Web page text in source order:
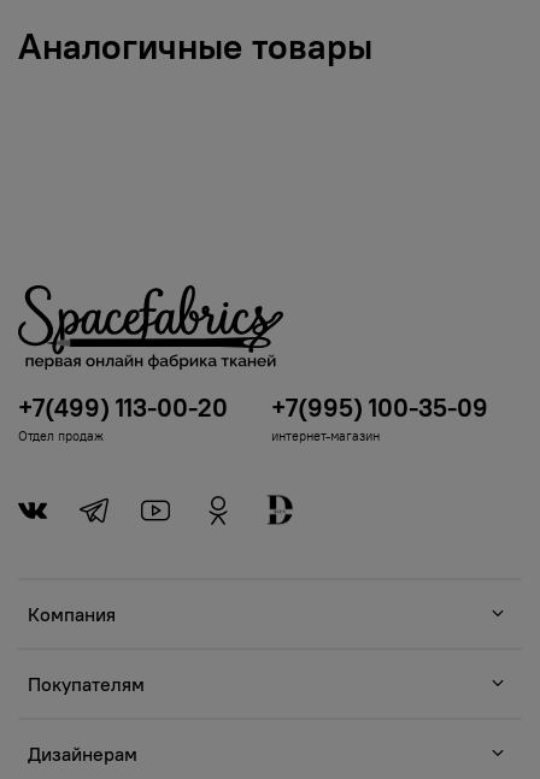
Аналогичные товары
Компания
Покупателям
Дизайнерам
+7(499) 113-00-20
Отдел продаж
+7(995) 100-35-09
интернет-магазин